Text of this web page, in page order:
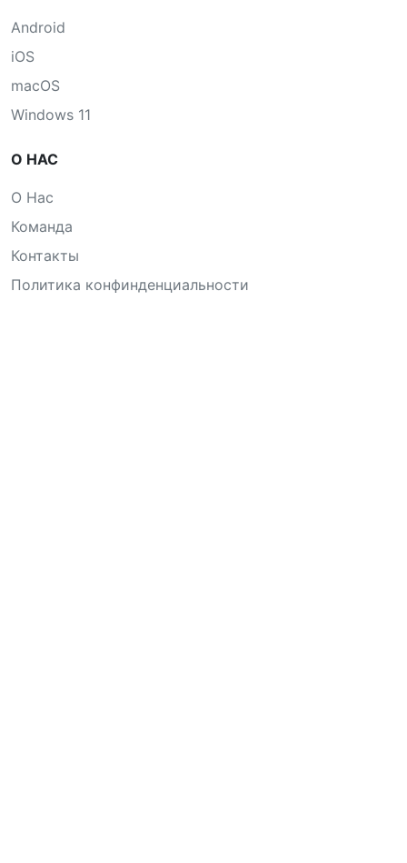
Android
iOS
macOS
Windows 11
О НАС
О Нас
Команда
Контакты
Политика конфинденциальности